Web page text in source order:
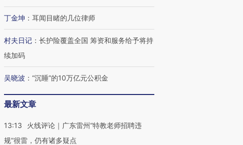
丁金坤 ： 耳闻目睹的几位律师
村夫日记 ： 长护险覆盖全国 筹资和服务给予将持
续加码
吴晓波 ： “沉睡”的10万亿元公积金
最新文章
13:13
火线评论｜广东雷州“特教老师招聘违
规”很雷，仍有诸多疑点